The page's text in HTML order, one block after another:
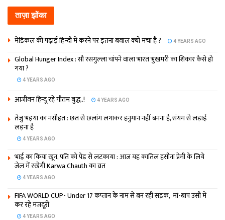
ताज़ा झोंका
मेडिकल की पढ़ाई हिन्‍दी में करने पर इतना बवाल क्‍यों मचा है ? 4 YEARS AGO
Global Hunger Index : सौ रसगुल्‍ला चांपने वाला भारत भुखमरी का शिकार कैसे हो
गया ?
4 YEARS AGO
आजीवन हिन्दू रहे गौतम बुद्ध..! 4 YEARS AGO
तेजु भइया का नसीहत : छत से छलांग लगाकर हनुमान नहीं बनना है, संयम से लड़ाई
लड़ना है
4 YEARS AGO
भाई का किया खून, पति को पेड़ से लटकाया : आज यह कातिल हसीना प्रेमी के लिये
जेल में रखेगी Karwa Chauth का व्रत
4 YEARS AGO
FIFA WORLD CUP- Under 17 कप्‍तान के नाम से बन रही सड़क, मां-बाप उसी में
कर रहे मजदूरी
4 YEARS AGO